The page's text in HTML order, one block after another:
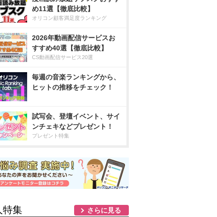
め11選【徹底比較】
オリコン顧客満足度ランキング
2026年動画配信サービスお
すすめ40選【徹底比較】
CS動画配信サービス20選
毎週の音楽ランキングから、
ヒットの推移をチェック！
試写会、登壇イベント、サイ
ンチェキなどプレゼント！
プレゼント特集
特集 さらに見る